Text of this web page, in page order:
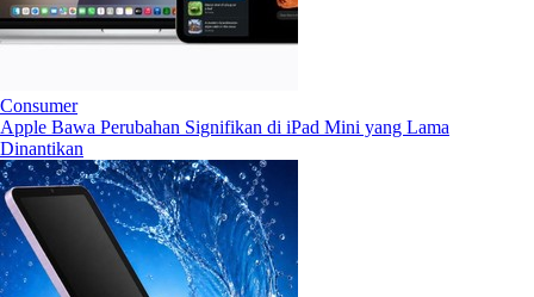
Consumer
Apple Bawa Perubahan Signifikan di iPad Mini yang Lama
Dinantikan